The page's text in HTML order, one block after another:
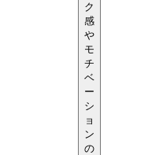
ク
感
や
モ
チ
ベ
ー
シ
ョ
ン
の